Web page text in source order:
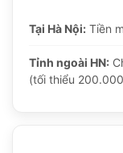
Tại Hà Nội: Tiền
Tỉnh ngoài HN:
(tối thiểu